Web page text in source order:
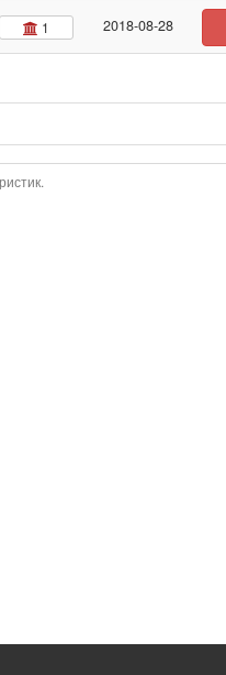
1 2018-08-28